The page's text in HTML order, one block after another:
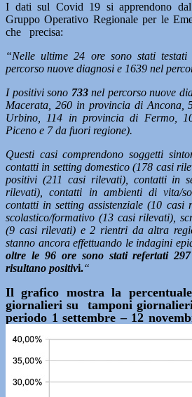
I dati sul Covid 19 si apprendono
Gruppo Operativo Regionale per le
che precisa:
“Nelle ultime 24 ore sono stati testati
percorso nuove diagnosi e 1639 nel
I positivi sono 733nel percorso nuove
Macerata, 260 in provincia di Ancona,
Urbino, 114 in provincia di Fermo,
Piceno e 7 da fuori regione).
Questi casi comprendono soggetti
contatti in setting domestico (178 casi
positivi (211 casi rilevati), contatti in
rilevati), contatti in ambienti di vita/
contatti in setting assistenziale (10 casi
scolastico/formativo (13 casi rilevati),
(9 casi rilevati) e 2 rientri da altra
stanno ancora effettuando le indagini
oltre le 96 ore sono stati refertati
risultano positivi.“
Il grafico mostra la
giornalieri su tamponi
periodo 1 settembre – 12